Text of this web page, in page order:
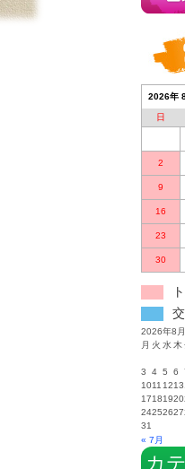
2026年
日
2
9
16
23
30
2026年8月
月 火 水 木
3
4 5 6
1011 1213
17181920
24252627
31
« 7月
カ